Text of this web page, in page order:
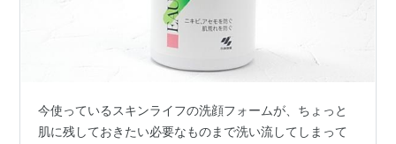
今使っているスキンライフの洗顔フォームが、ちょっと
肌に残しておきたい必要なものまで洗い流してしまって